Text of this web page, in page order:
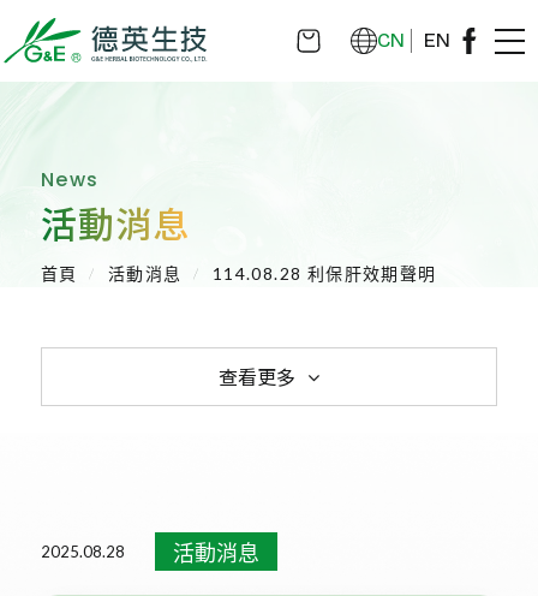
CN EN
News
活動消息
首頁 活動消息 114.08.28 利保肝效期聲明
查看更多
2025.08.28 活動消息